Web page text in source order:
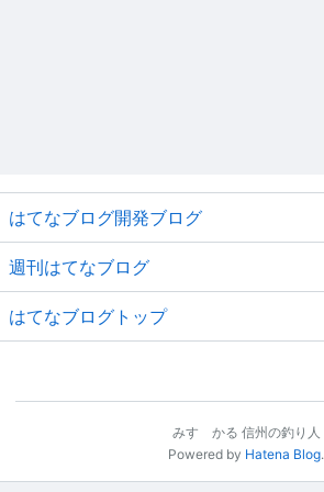
はてなブログ開発ブログ
週刊はてなブログ
はてなブログトップ
みすゞかる 信州の釣り人
Powered by Hatena Blog.